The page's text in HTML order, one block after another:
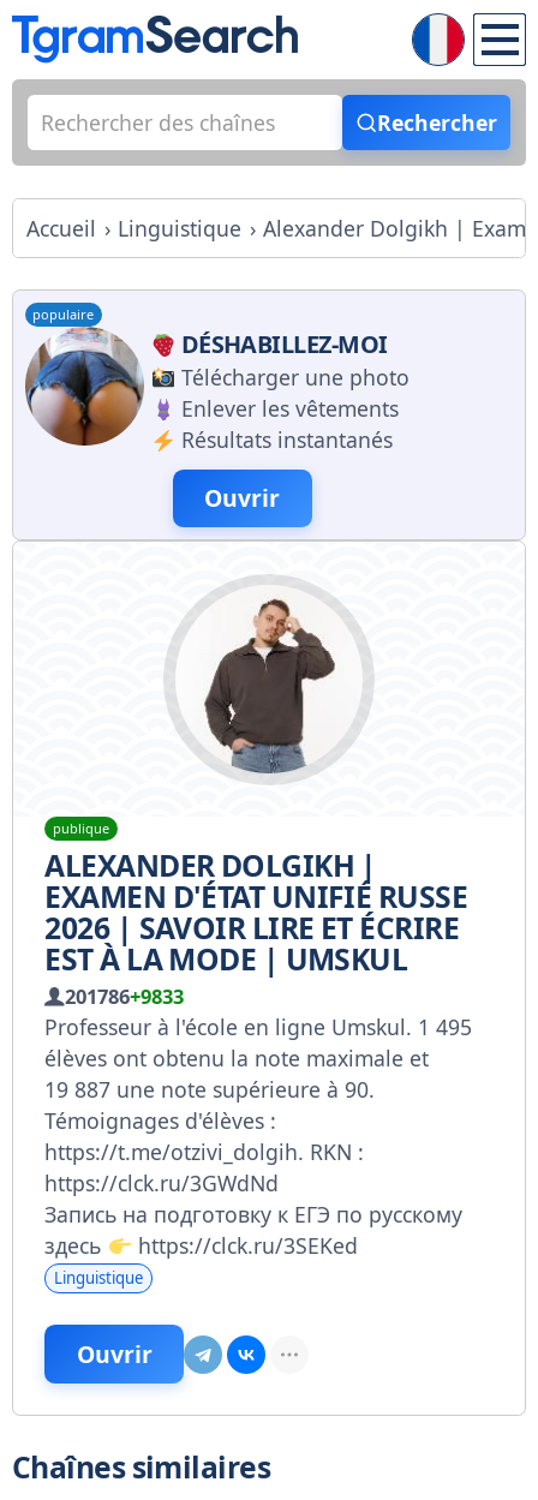
Rechercher
Accueil Linguistique Alexander Dolgikh |
populaire
DÉSHABILLEZ-MOI
Télécharger une photo
Enlever les vêtements
Résultats instantanés
Ouvrir
publique
ALEXANDER DOLGIKH |
EXAMEN D'ÉTAT UNIFIÉ RUSSE
2026 | SAVOIR LIRE ET ÉCRIRE
EST À LA MODE | UMSKUL
201786+9833
Professeur à l'école en ligne Umskul. 1 495
élèves ont obtenu la note maximale et
19 887 une note supérieure à 90.
Témoignages d'élèves :
https://t.me/otzivi_dolgih. RKN :
https://clck.ru/3GWdNd
Запись на подготовку к ЕГЭ по русскому
здесь
https://clck.ru/3SEKed
Linguistique
Ouvrir
Chaînes similaires